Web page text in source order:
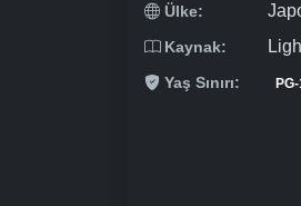
Ülke:
Kaynak:
Yaş Sınırı: